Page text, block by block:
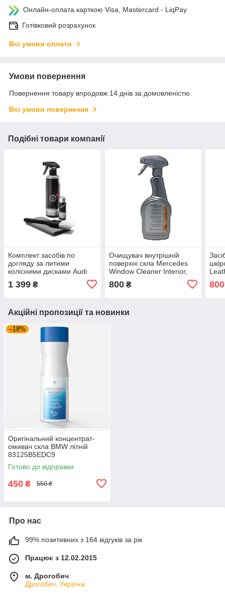
Онлайн-оплата карткою Visa, Mastercard - LiqPay
Готівковий розрахунок
Всі умови оплати
Умови повернення
Повернення товару впродовж 14 днів за домовленістю
Всі умови повернення
Подібні товари компанії
Комплект засобів по
догляду за литими
колісними дисками Audi
Rim Cleaner Set артикул
00A096327020
1 399 ₴
Очищувач внутрішній
поверхні скла Mercedes
Window Cleaner Interior,
A0019863871
800₴ 800
Акційні пропозиції та новинки
–18%
Оригінальний концентрат-
омивач скла BMW літній
83125B5EDC9
Готово до відправки
450 ₴ 550 ₴
Про нас
99% позитивних з 164 відгуків за рік
Працює з 12.02.2015
м. Дрогобич
Дрогобич, Україна